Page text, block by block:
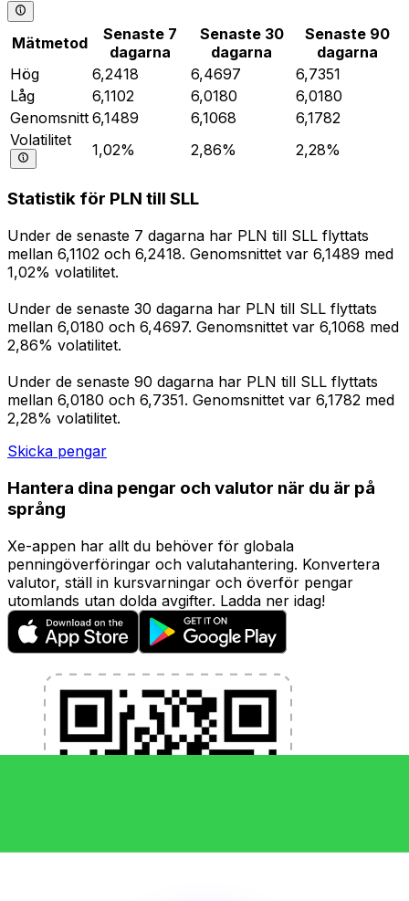
Mätmetod
Senaste 7
dagarna
Senaste 30
dagarna
Senaste 90
dagarna
Hög
6,2418 6,4697
6,7351
Låg
6,1102 6,0180
6,0180
Genomsnitt 6,1489 6,1068
6,1782
Volatilitet
1,02% 2,86% 2,28%
Statistik för PLN till SLL
Under de senaste 7 dagarna har PLN till SLL flyttats
mellan 6,1102 och 6,2418. Genomsnittet var 6,1489 med
1,02% volatilitet.
Under de senaste 30 dagarna har PLN till SLL flyttats
mellan 6,0180 och 6,4697. Genomsnittet var 6,1068 med
2,86% volatilitet.
Under de senaste 90 dagarna har PLN till SLL flyttats
mellan 6,0180 och 6,7351. Genomsnittet var 6,1782 med
2,28% volatilitet.
Skicka pengar
Hantera dina pengar och valutor när du är på
språng
Xe-appen har allt du behöver för globala
penningöverföringar och valutahantering. Konvertera
valutor, ställ in kursvarningar och överför pengar
utomlands utan dolda avgifter. Ladda ner idag!